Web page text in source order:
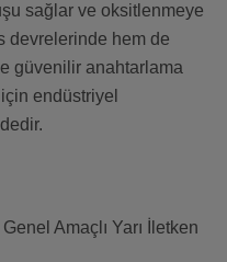
sağlar ve oksitlenmeye
devrelerinde hem de
güvenilir anahtarlama
endüstriyel
Amaçlı Yarı İletken